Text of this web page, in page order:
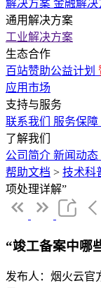
解决方案 金融解决
通用解决方案
工业解决方案
生态合作
百站赞助公益计划
应用市场
支持与服务
联系我们
服务保障
了解我们
公司简介 新闻动态
帮助文档 > 技术科
项处理详解”
“竣工备案中哪
发布人：烟火云官